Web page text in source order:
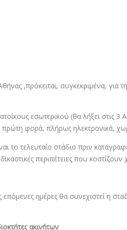
,πρόκειται, συγκεκριμένα, για
εσωτερικού (θα λήξει
πρώτη φορά, πλήρως
το τελευταίο στάδιο πριν
περιπέτειες που κοστίζουν
επόμενες ημέρες θα συνεχιστεί η
ακινήτων